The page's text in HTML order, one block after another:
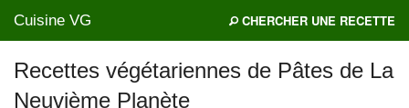
Cuisine VG CHERCHER UNE RECETTE
Recettes végétariennes de Pâtes de La
Neuvième Planète